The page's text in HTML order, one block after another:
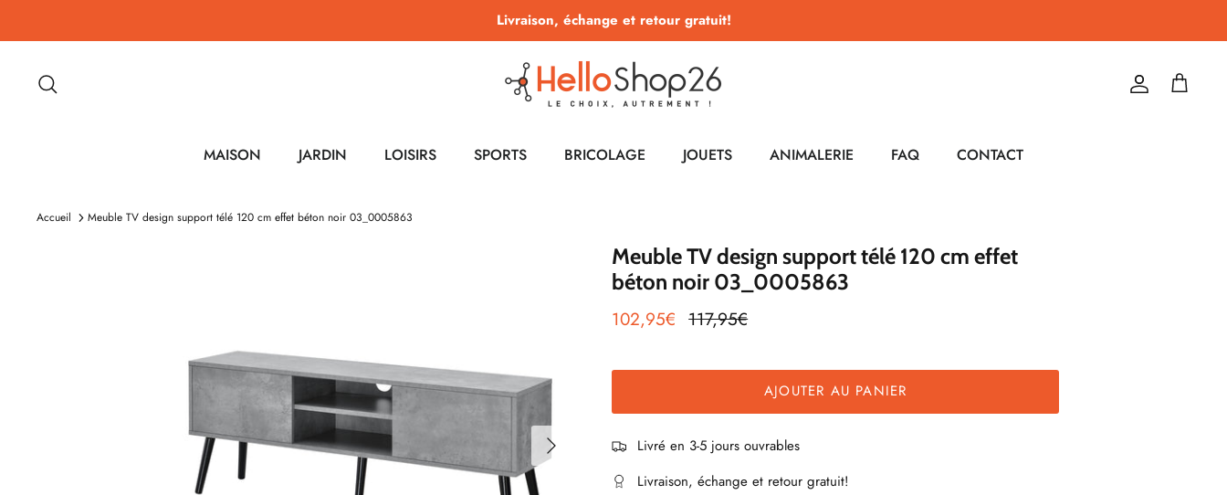
Livraison, échange et retour gratuit!
Compte
Panier
MAISON JARDIN LOISIRS SPORTS BRICOLAGE JOUETS ANIMALERIE FAQ CONTACT
Accueil Meuble TV design support télé 120 cm effet béton noir 03_0005863
Meuble TV design support télé 120 cm effet
béton noir 03_0005863
102,95€ 117,95€
AJOUTER AU PANIER
Livré en 3-5 jours ouvrables
Livraison, échange et retour gratuit!